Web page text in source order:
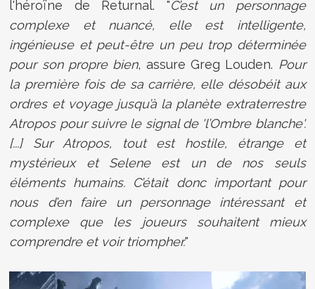
l'héroïne de Returnal. "C’est un personnage
complexe et nuancé, elle est intelligente,
ingénieuse et peut-être un peu trop déterminée
pour son propre bien, assure Greg Louden. Pour
la première fois de sa carrière, elle désobéit aux
ordres et voyage jusqu’à la planète extraterrestre
Atropos pour suivre le signal de 'l’Ombre blanche'.
[...] Sur Atropos, tout est hostile, étrange et
mystérieux et Selene est un de nos seuls
éléments humains. C’était donc important pour
nous d’en faire un personnage intéressant et
complexe que les joueurs souhaitent mieux
comprendre et voir triompher."